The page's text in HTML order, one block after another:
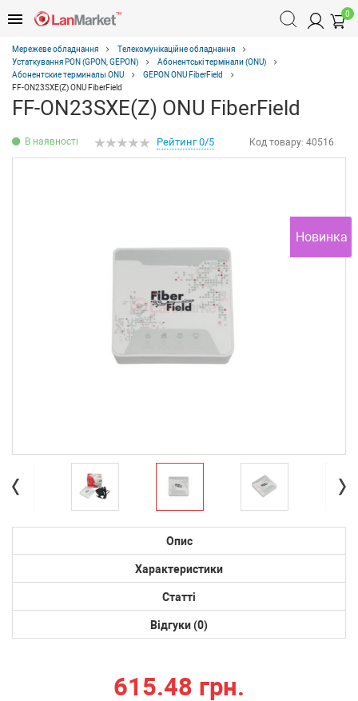
0
Мережеве обладнання
Телекомунікаційне обладнання
Устаткування PON (GPON, GEPON)
Абонентські термінали (ONU)
Абонентские терминалы ONU
GEPON ONU FiberField
FF-ON23SXE(Z) ONU FiberField
FF-ON23SXE(Z) ONU FiberField
В наявності Код товару: 40516
Рейтинг 0/5
Новинка
Опис
Характеристики
Статті
Відгуки (0)
615.48 грн.